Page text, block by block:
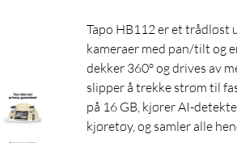
Tapo HB112 er et trådløst
kameraer med pan/tilt og
dekker 360° og drives av
slipper å trekke strøm til
på 16 GB, kjører AI-
kjøretøy, og samler alle